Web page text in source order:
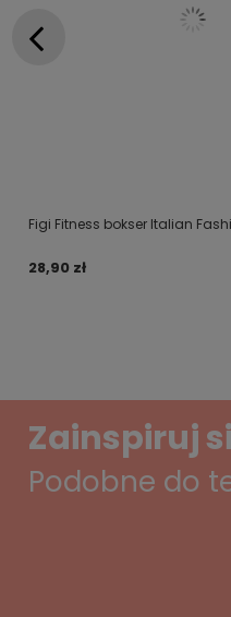
Figi Fitness bokser Italian
28,90 zł
Zainspiruj
Podobne do